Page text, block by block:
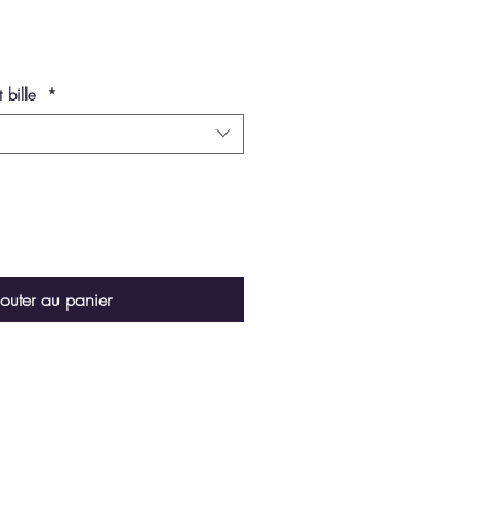
bille *
au panier